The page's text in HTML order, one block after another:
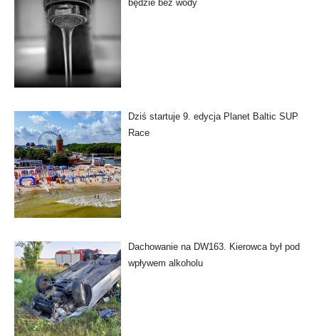
będzie bez wody
Dziś startuje 9. edycja Planet Baltic SUP
Race
Dachowanie na DW163. Kierowca był pod
wpływem alkoholu